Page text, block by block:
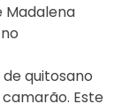
Madalena
quitosano
Este